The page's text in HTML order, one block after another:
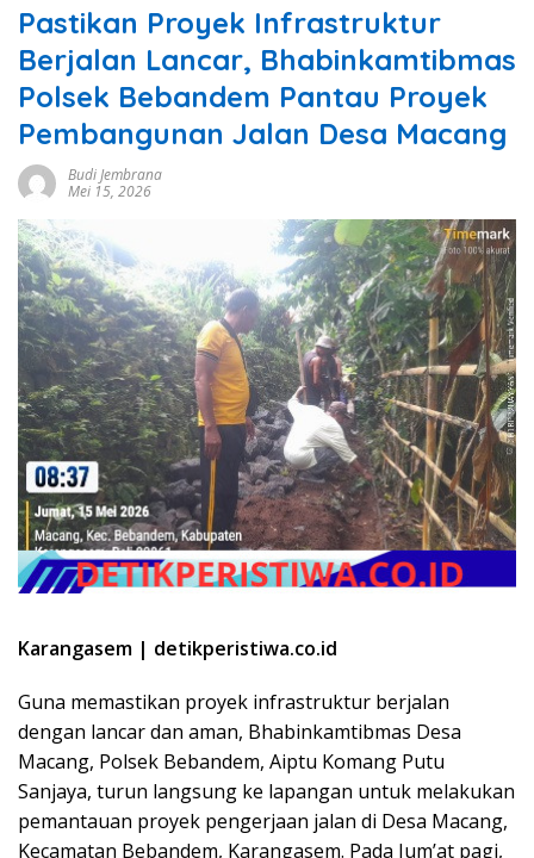
Pastikan Proyek Infrastruktur
Berjalan Lancar, Bhabinkamtibmas
Polsek Bebandem Pantau Proyek
Pembangunan Jalan Desa Macang
Budi Jembrana
Mei 15, 2026
Karangasem | detikperistiwa.co.id
​Guna memastikan proyek infrastruktur berjalan
dengan lancar dan aman, Bhabinkamtibmas Desa
Macang, Polsek Bebandem, Aiptu Komang Putu
Sanjaya, turun langsung ke lapangan untuk melakukan
pemantauan proyek pengerjaan jalan di Desa Macang,
Kecamatan Bebandem, Karangasem. Pada Jum’at pagi,